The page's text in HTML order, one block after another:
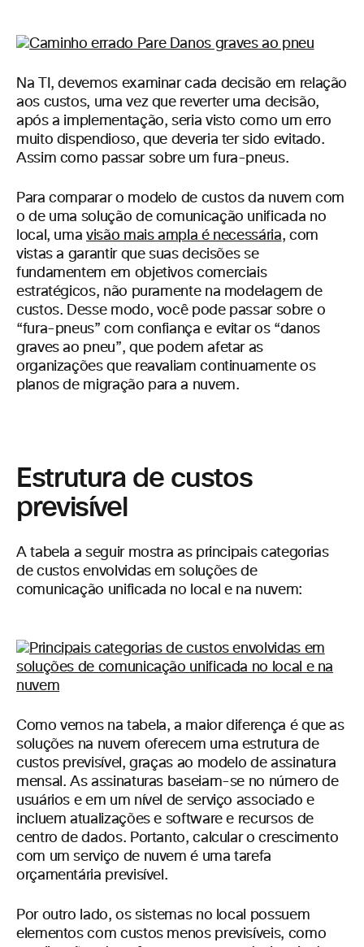
Na TI, devemos examinar cada decisão em relação
aos custos, uma vez que reverter uma decisão,
após a implementação, seria visto como um erro
muito dispendioso, que deveria ter sido evitado.
Assim como passar sobre um fura-pneus.
Para comparar o modelo de custos da nuvem com
o de uma solução de comunicação unificada no
local, umavisão mais ampla é necessária, com
vistas a garantir que suas decisões se
fundamentem em objetivos comerciais
estratégicos, não puramente na modelagem de
custos. Desse modo, você pode passar sobre o
“fura-pneus” com confiança e evitar os “danos
graves ao pneu”, que podem afetar as
organizações que reavaliam continuamente os
planos de migração para a nuvem.
Estrutura de custos
previsível
A tabela a seguir mostra as principais categorias
de custos envolvidas em soluções de
comunicação unificada no local e na nuvem:
Como vemos na tabela, a maior diferença é que as
soluções na nuvem oferecem uma estrutura de
custos previsível, graças ao modelo de assinatura
mensal. As assinaturas baseiam-se no número de
usuários e em um nível de serviço associado e
incluem atualizações e software e recursos de
centro de dados. Portanto, calcular o crescimento
com um serviço de nuvem é uma tarefa
orçamentária previsível.
Por outro lado, os sistemas no local possuem
elementos com custos menos previsíveis, como